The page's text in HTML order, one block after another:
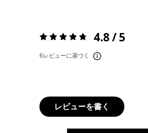
評価:4.8 / 5 4.8 / 5
6レビューに基づく
レビューを書く